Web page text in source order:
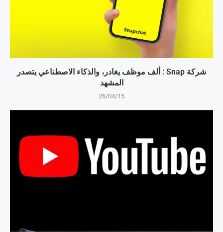
شركة Snap : ألف موظف يغادر، والذكاء الاصطناعي يتصدر
المشهد
26/04/15